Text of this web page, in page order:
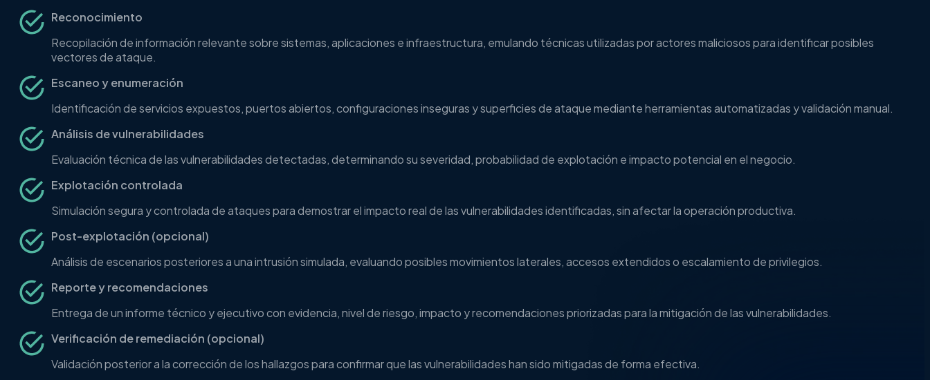
Reconocimiento
Recopilación de información relevante sobre sistemas, aplicaciones e infraestructura, emulando técnicas utilizadas por actores maliciosos para identificar posibles
vectores de ataque.
Escaneo y enumeración
Identificación de servicios expuestos, puertos abiertos, configuraciones inseguras y superficies de ataque mediante herramientas automatizadas y validación manual.
Análisis de vulnerabilidades
Evaluación técnica de las vulnerabilidades detectadas, determinando su severidad, probabilidad de explotación e impacto potencial en el negocio.
Explotación controlada
Simulación segura y controlada de ataques para demostrar el impacto real de las vulnerabilidades identificadas, sin afectar la operación productiva.
Post-explotación (opcional)
Análisis de escenarios posteriores a una intrusión simulada, evaluando posibles movimientos laterales, accesos extendidos o escalamiento de privilegios.
Reporte y recomendaciones
Entrega de un informe técnico y ejecutivo con evidencia, nivel de riesgo, impacto y recomendaciones priorizadas para la mitigación de las vulnerabilidades.
Verificación de remediación (opcional)
Validación posterior a la corrección de los hallazgos para confirmar que las vulnerabilidades han sido mitigadas de forma efectiva.